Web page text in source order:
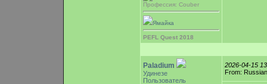
Профессия: Couber
Ямайка
PEFL Quest 2018
Paladium
Удинезе
Пользователь
2026-04-15
From: